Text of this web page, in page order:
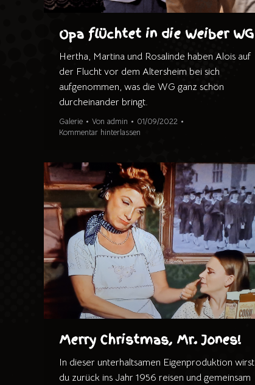
Opa flüchtet in die Weiber WG
Hertha, Martina und Rosalinde haben Alois auf
der Flucht vor dem Altersheim bei sich
aufgenommen, was die WG ganz schön
durcheinander bringt.
Galerie Von admin
01/09/2022
Kommentar hinterlassen
Merry Christmas, Mr. Jones!
In dieser unterhaltsamen Eigenproduktion wirst
du zurück ins Jahr 1956 reisen und gemeinsam